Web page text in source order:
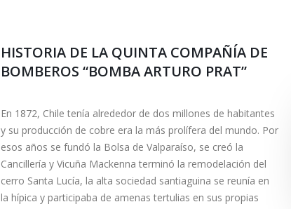
HISTORIA DE LA QUINTA COMPAÑÍA DE
BOMBEROS “BOMBA ARTURO PRAT”
En 1872, Chile tenía alrededor de dos millones de habitantes
y su producción de cobre era la más prolífera del mundo. Por
esos años se fundó la Bolsa de Valparaíso, se creó la
Cancillería y Vicuña Mackenna terminó la remodelación del
cerro Santa Lucía, la alta sociedad santiaguina se reunía en
la hípica y participaba de amenas tertulias en sus propias